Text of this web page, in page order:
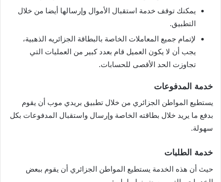
يمكنك توقف خدمة استقبال الأموال وإرسالها أيضا من خلال
التطبيق.
لإتمام جميع المعاملات الخاصة بالبطاقة الجزائريه الذهبية،
يجب أن لا يكون العميل قام بعدد كبير من العمليات التي
تجاوزت الحد الأقصى للحسابات.
خدمة المدفوعات
يستطيع المواطن الجزائري من خلال تطبيق بريدي موب أن يقوم
بدفع ما يريد خلال بطاقته الخاصة وإرسال واستقبال المدفوعات بكل
سهولة.
خدمة الطلبات
حيث أن هذه الخدمة يستطيع المواطن الجزائري أن يقوم ببعض